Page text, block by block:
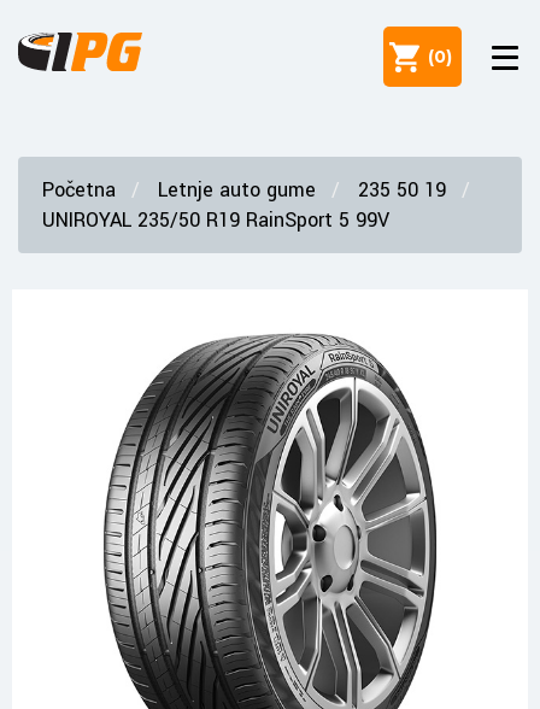
(0)
Početna Letnje auto gume
235 50 19
UNIROYAL 235/50 R19 RainSport 5 99V